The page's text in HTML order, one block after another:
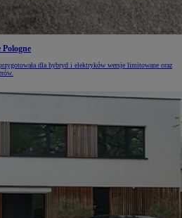
dla hybryd i elektryków wersje limitowane oraz